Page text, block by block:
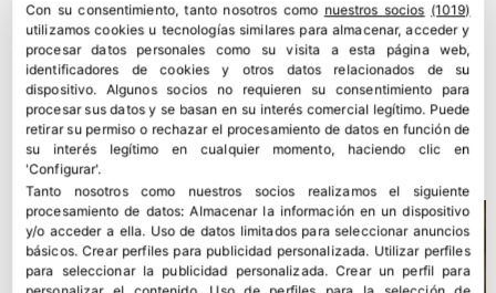
AECOC y la Oficina del Corredor Atlántico presentan un plan
para subir el gran consumo al tren
11 junio, 2026
Con su consentimiento, tanto nosotros como nuestros socios (1019)
utilizamos cookies u tecnologías similares para almacenar, acceder y
procesar datos personales como su visita a esta página web,
identificadores de cookies y otros datos relacionados de su
dispositivo. Algunos socios no requieren su consentimiento para
procesar sus datos y se basan en su interés comercial legítimo. Puede
retirar su permiso o rechazar el procesamiento de datos en función de
su interés legítimo en cualquier momento, haciendo clic en
'Configurar'.
Tanto nosotros como nuestros socios realizamos el siguiente
procesamiento de datos:Almacenar la información en un dispositivo
y/o acceder a ella. Uso de datos limitados para seleccionar anuncios
básicos.Crear perfiles para publicidad personalizada. Utilizar perfiles
para seleccionar la publicidad personalizada.Crear un perfil para